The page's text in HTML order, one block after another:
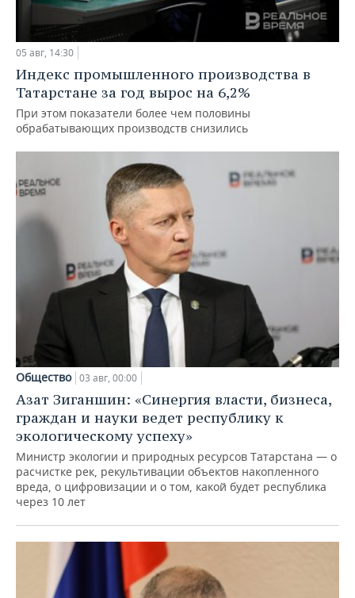
05 авг, 14:30
Индекс промышленного производства в
Татарстане за год вырос на 6,2%
При этом показатели более чем половины
обрабатывающих производств снизились
Общество 03 авг, 00:00
Азат Зиганшин: «Синергия власти, бизнеса,
граждан и науки ведет республику к
экологическому успеху»
Министр экологии и природных ресурсов Татарстана — о
расчистке рек, рекультивации объектов накопленного
вреда, о цифровизации и о том, какой будет республика
через 10 лет